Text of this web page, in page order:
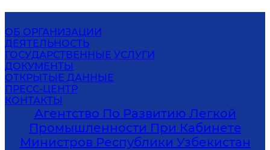
ОБ ОРГАНИЗАЦИИ
ДЕЯТЕЛЬНОСТЬ
ГОСУДАРСТВЕННЫЕ УСЛУГИ
ДОКУМЕНТЫ
ОТКРЫТЫЕ ДАННЫЕ
ПРЕСС-ЦЕНТР
КОНТАКТЫ
Агентство По Развитию Легкой
Промышленности При Кабинете
Министров Республики Узбекистан